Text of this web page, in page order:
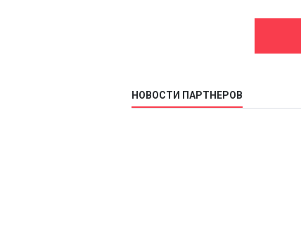
НОВОСТИ ПАРТНЕРОВ